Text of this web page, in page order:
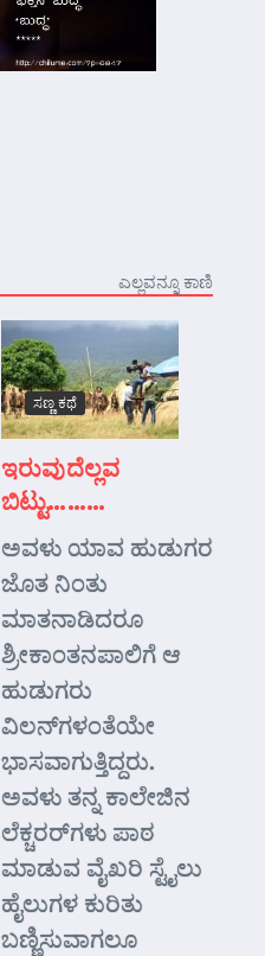
ಎಲ್ಲವನ್ನೂ ಕಾಣಿ
ಸಣ್ಣ ಕಥೆ
ಇರುವುದೆಲ್ಲವ
ಬಿಟ್ಟು………
ಅವಳು ಯಾವ ಹುಡುಗರ
ಜೊತ ನಿಂತು
ಮಾತನಾಡಿದರೂ
ಶ್ರೀಕಾಂತನಪಾಲಿಗೆ ಆ
ಹುಡುಗರು
ವಿಲನ್‌ಗಳಂತೆಯೇ
ಭಾಸವಾಗುತ್ತಿದ್ದರು.
ಅವಳು ತನ್ನ ಕಾಲೇಜಿನ
ಲೆಕ್ಚರರ್‌ಗಳು ಪಾಠ
ಮಾಡುವ ವೈಖರಿ ಸ್ಟೈಲು
ಹೈಲುಗಳ ಕುರಿತು
ಬಣ್ಣಿಸುವಾಗಲೂ